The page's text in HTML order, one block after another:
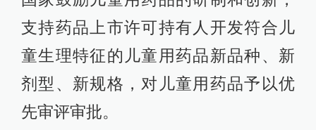
支持药品上市许可持有人开发符合儿
童生理特征的儿童用药品新品种、新
剂型、新规格，对儿童用药品予以优
先审评审批。